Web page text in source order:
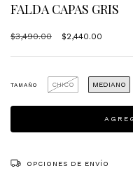
FALDA CAPAS GRIS
$3,490.00 $2,440.00
TAMAÑO CHICO MEDIANO
OPCIONES DE ENVÍO